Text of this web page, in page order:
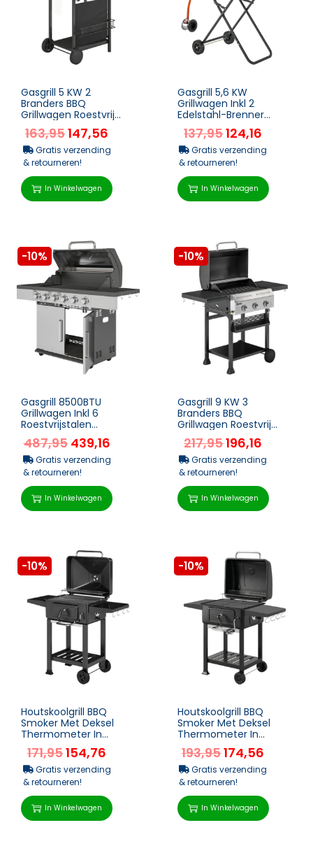
Gasgrill 5 KW 2
Branders BBQ
Grillwagen Roestvrij
Staal Incl. Zijtafel
Ondermand
Frontafdekking Ther...
163,95147,56
Gratis verzending
& retourneren!
In Winkelwagen
Gasgrill 5,6 KW
Grillwagen Inkl 2
Edelstahl-Brenner
Klappbar
Seitenablagen Rolle 101
X 50 X 102 Cm S...
137,95124,16
Gratis verzending
& retourneren!
In Winkelwagen
-10%
Gasgrill 8500BTU
Grillwagen Inkl 6
Roestvrijstalen
Branders Rol
Thermometer
Drukreductor Gasslang
De...
487,95 439,16
Gratis verzending
& retourneren!
In Winkelwagen
-10%
Gasgrill 9 KW 3
Branders BBQ
Grillwagen Roestvrij
Staal Incl. Inklapbare
Zijtafel Kruidenhouder
Onde...
217,95196,16
Gratis verzending
& retourneren!
In Winkelwagen
-10%
Houtskoolgrill BBQ
Smoker Met Deksel
Thermometer In
Hoogte Verstelbare
Kolenpan Grillrooster
Zijtafe...
171,95154,76
Gratis verzending
& retourneren!
In Winkelwagen
-10%
Houtskoolgrill BBQ
Smoker Met Deksel
Thermometer In
Hoogte Verstelbare
Kolenpan Schoorsteen
Grillroo...
193,95174,56
Gratis verzending
& retourneren!
In Winkelwagen